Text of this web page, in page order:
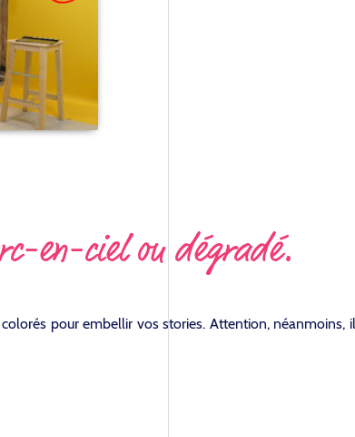
en-ciel ou dégradé.
pour embellir vos stories. Attention, néanmoins,